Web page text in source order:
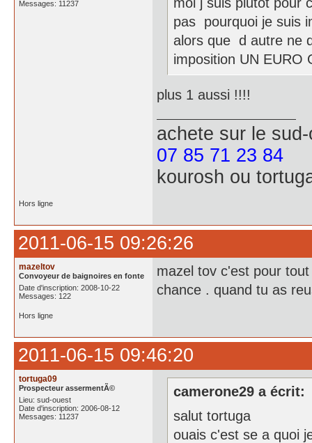
Messages: 11237
pas pourquoi je suis
alors que d autre ne
imposition UN EURO
plus 1 aussi !!!!
achete sur le
07 85 71 23 84
kourosh ou
Hors ligne
2011-06-15 09:26:26
mazeltov
Convoyeur de baignoires en fonte
Date d'inscription: 2008-10-22
Messages: 122
mazel tov c'est pour
chance . quand tu as
Hors ligne
2011-06-15 09:46:20
tortuga09
Prospecteur assermentÃ©
Lieu: sud-ouest
Date d'inscription: 2006-08-12
Messages: 11237
camerone29 a écrit:
salut tortuga
ouais c'est se a quoi